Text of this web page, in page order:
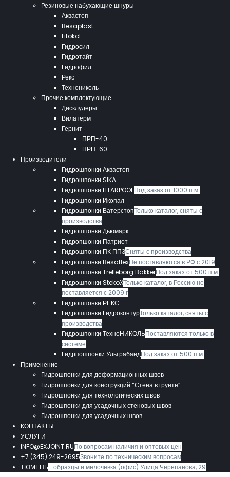
Резиновые набухающие шнуры
Аквастоп
Besaplast
Litokol
Гидросил
Гидротайт
Гидрофил
Рекс
Технониколь
Прочие комплектующие
Дисклудеры
Вилатерм
Гернит
ПРП-40
ПРП-60
Производители
Гидрошпонки Аквастоп
Гидрошпонки SIKA
Гидрошпонки LITARPOOFПод заказ от 1000 п.м.
Гидрошпонки Икопал
Гидрошпонки ВатерстопТолько каталог, сняты с
производства
Гидрошпонки Дьюмарк
Гидропшонки Патриот
Гидрошпонки ПК ППЗСняты с производства
Гидрошпонки BesaflexНе поставляются в РФ с 2019
Гидрошпонки Trelleborg BakkerПод заказ от 500 п.м.
Гидрошпонки StekoXТолько каталог, в Россию не
поставляется с 2009 г
Гидрошпонки РЕКС
Гидрошпонки ГидроконтурТолько каталог, сняты с
производства
Гидрошпонки ТехноНИКОЛЬПоставляются только в
системе
Гидрпошпонки УльтрабандПод заказ от 500 п.м.
Применение
Гидрошпонки для деформационных швов
Гидрошпонки для конструкций “Стена в грунте”
Гидрошпонки для технологических швов
Гидрошпонки для усадочных стеновых швов
Гидрошпонки для усадочных швов
КОНТАКТЫ
УСЛУГИ
INFO@EXJOINT.RUПо вопросам наличия и оптовых цен
+7 (345) 249-2695Звоните по техническим вопросам
ТЮМЕНЬ- образцы и мелочевка (офис) Улица Черепанова, 29